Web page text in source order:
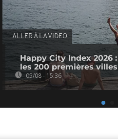
ALLER À LA VIDEO
Happy City Index 2026
les 200 premières villes
05/08 - 15:36